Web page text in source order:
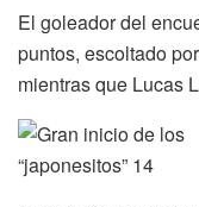
???????????
El goleador del
puntos, escoltado
mientras que Lucas